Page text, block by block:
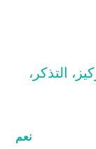
التذكر،
نعم